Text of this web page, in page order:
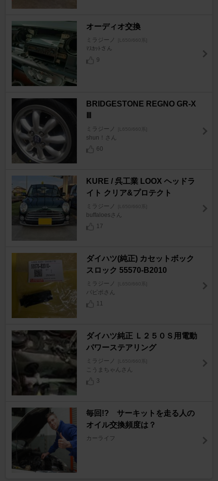
オーディオ交換
ミラジーノ [L650/660系]
ﾏｽｶｯﾄさん
9
BRIDGESTONE REGNO GR-X
ミラジーノ [L650/660系]
shun！さん
60
KURE / 呉工業 LOOX ヘッドラ
イト クリア&プロテクト
ミラジーノ [L650/660系]
buffaloesさん
17
ダイハツ(純正) カセットボック
スロック 55570-B2010
ミラジーノ [L650/660系]
パピポさん
11
ダイハツ純正 Ｌ２５０Ｓ用電動
パワーステアリング
ミラジーノ [L650/660系]
こうまちゃんさん
3
毎回!? サーキットを走る人の
オイル交換頻度は？
カーライフ